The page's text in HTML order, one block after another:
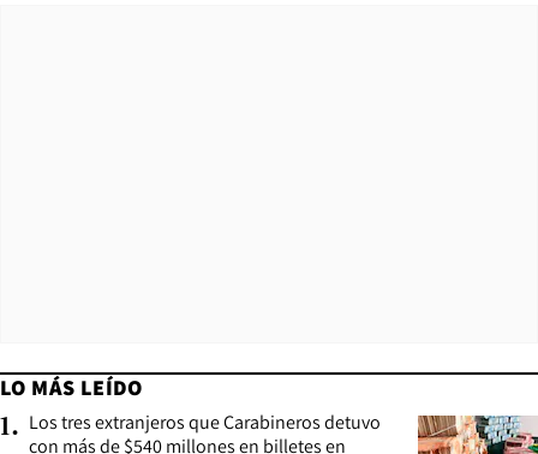
LO MÁS LEÍDO
1. Los tres extranjeros que Carabineros detuvo
con más de $540 millones en billetes en